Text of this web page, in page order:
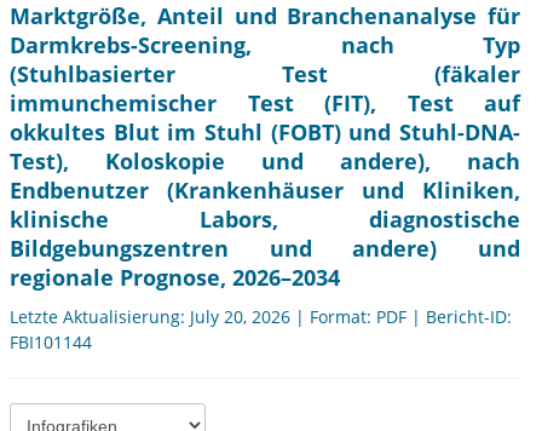
Marktgröße, Anteil und Branchenanalyse für
Darmkrebs-Screening, nach Typ
(Stuhlbasierter Test (fäkaler
immunchemischer Test (FIT), Test auf
okkultes Blut im Stuhl (FOBT) und Stuhl-DNA-
Test), Koloskopie und andere), nach
Endbenutzer (Krankenhäuser und Kliniken,
klinische Labors, diagnostische
Bildgebungszentren und andere) und
regionale Prognose, 2026–2034
Letzte Aktualisierung: July 20, 2026 | Format: PDF | Bericht-ID:
FBI101144